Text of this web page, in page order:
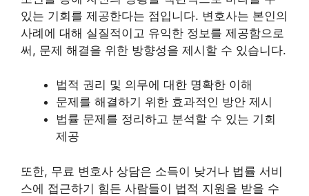
있는 기회를 제공한다는 점입니다. 변호사는 본인의
사례에 대해 실질적이고 유익한 정보를 제공함으로
써, 문제 해결을 위한 방향성을 제시할 수 있습니다.
법적 권리 및 의무에 대한 명확한 이해
문제를 해결하기 위한 효과적인 방안 제시
법률 문제를 정리하고 분석할 수 있는 기회
제공
또한, 무료 변호사 상담은 소득이 낮거나 법률 서비
스에 접근하기 힘든 사람들이 법적 지원을 받을 수